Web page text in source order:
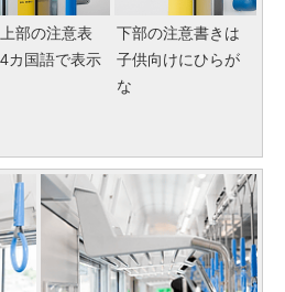
上部の注意表
カ国語で表示
下部の注意書きは
子供向けにひらが
な